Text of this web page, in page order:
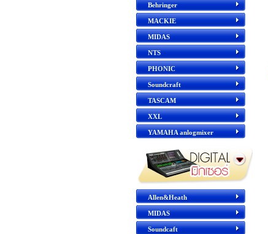
Behringer
MACKIE
MIDAS
NTS
PHONIC
Soundcraft
TASCAM
XXL
YAMAHA anlogmixer
Allen&Heath
MIDAS
Soundcaft